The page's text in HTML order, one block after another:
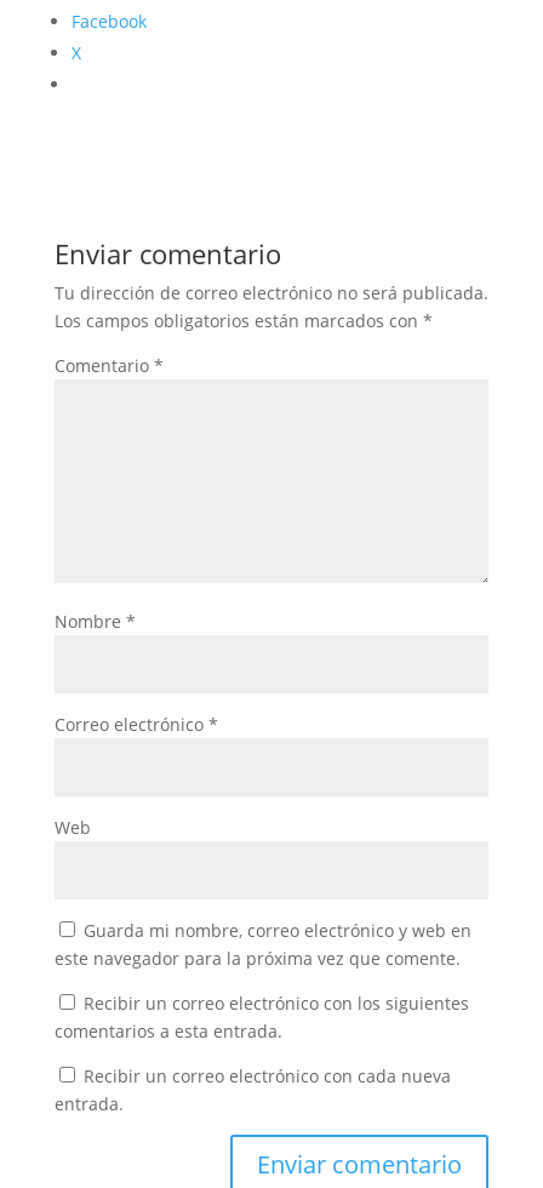
Facebook
X
Enviar comentario
Tu dirección de correo electrónico no será publicada.
Los campos obligatorios están marcados con *
Comentario *
Nombre *
Correo electrónico *
Web
Guarda mi nombre, correo electrónico y web en
este navegador para la próxima vez que comente.
Recibir un correo electrónico con los siguientes
comentarios a esta entrada.
Recibir un correo electrónico con cada nueva
entrada.